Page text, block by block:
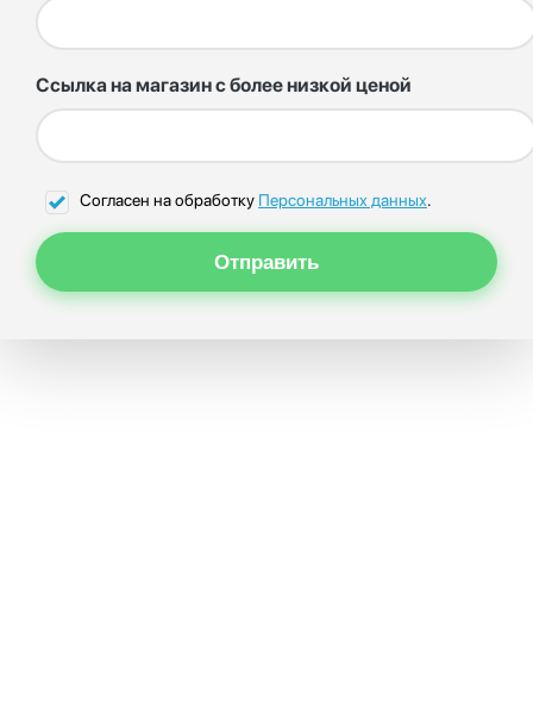
Ссылка на магазин с более низкой ценой
Согласен на обработку Персональных данных.
Отправить